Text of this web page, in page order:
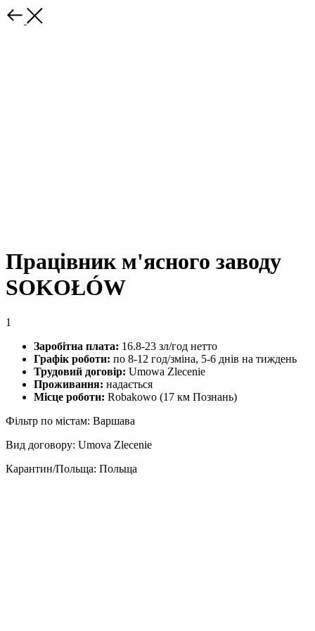
Працівник м'ясного заводу
SOKOŁÓW
1
Заробітна плата: 16.8-23 зл/год нетто
Графік роботи: по 8-12 год/зміна, 5-6 днів на тиждень
Трудовий договір: Umowa Zlecenie
Проживання: надається
Місце роботи: Robakowo (17 км Познань)
Фільтр по містам: Варшава
Вид договору: Umova Zlecenie
Карантин/Польща: Польща